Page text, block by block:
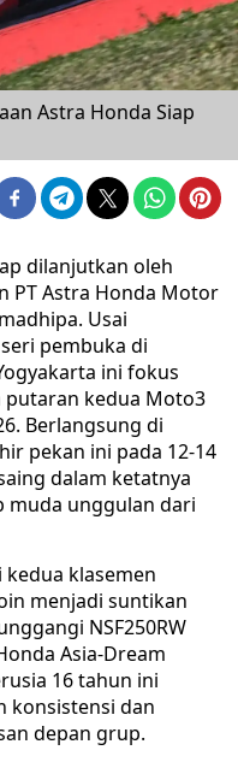
Astra Honda Siap
dilanjutkan oleh
PT Astra Honda Motor
Usai
pembuka di
ini fokus
kedua Moto3
Berlangsung di
pekan ini pada 12-14
dalam ketatnya
muda unggulan dari
klasemen
menjadi suntikan
NSF250RW
Asia-Dream
16 tahun ini
konsistensi dan
depan grup.